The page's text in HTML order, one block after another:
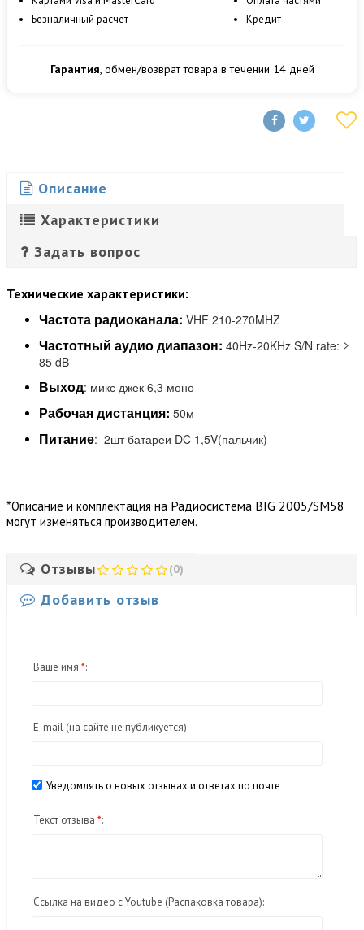
Безналичный расчет
Кредит
Гарантия, обмен/возврат товара в течении 14 дней
Описание
Характеристики
Задать вопрос
Технические характеристики:
Частота радиоканала: VHF 210-270MHZ
Частотный аудио диапазон: 40Hz-20KHz S/N rate: ≥
85 dB
Выход: микс джек 6,3 моно
Рабочая дистанция: 50м
Питание: 2шт батареи DC 1,5V(пальчик)
*Описание и комплектация на Радиосистема BIG 2005/SM58
могут изменяться производителем.
Отзывы (0)
Добавить отзыв
Ваше имя *:
E-mail (на сайте не публикуется):
Уведомлять о новых отзывах и ответах по почте
Текст отзыва *:
Ссылка на видео с Youtube (Распаковка товара):